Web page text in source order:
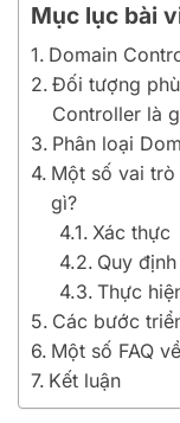
Mục lục bài
Domain
Đối tượng
Controller là
Phân loại
Một số vai
gì?
Xác thực
Quy
Thực
Các bước
Một số FAQ
Kết luận